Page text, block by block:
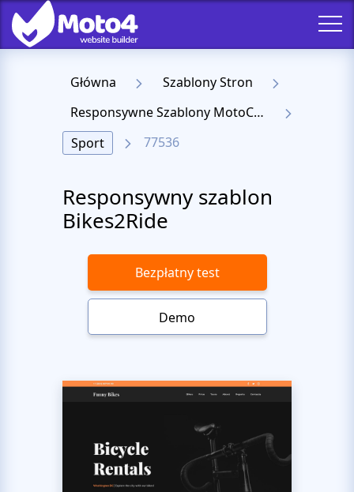
Główna
Szablony Stron
Responsywne Szablony MotoCMS 3
Sport
77536
Responsywny szablon
Bikes2Ride
Bezpłatny test
Demo